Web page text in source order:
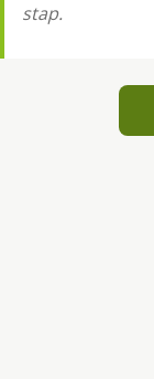
stap.